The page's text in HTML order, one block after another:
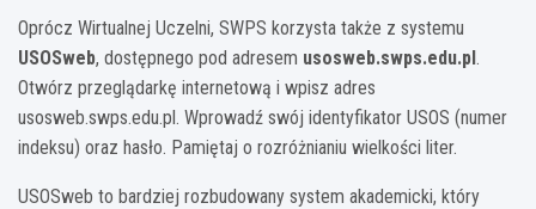
Oprócz Wirtualnej Uczelni, SWPS korzysta także z systemu
USOSweb, dostępnego pod adresem usosweb.swps.edu.pl.
Otwórz przeglądarkę internetową i wpisz adres
usosweb.swps.edu.pl. Wprowadź swój identyfikator USOS (numer
indeksu) oraz hasło. Pamiętaj o rozróżnianiu wielkości liter.
USOSweb to bardziej rozbudowany system akademicki, który